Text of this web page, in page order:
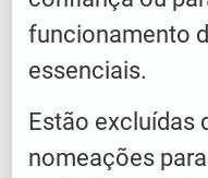
funcionamento
essenciais.
Estão excluídas
nomeações